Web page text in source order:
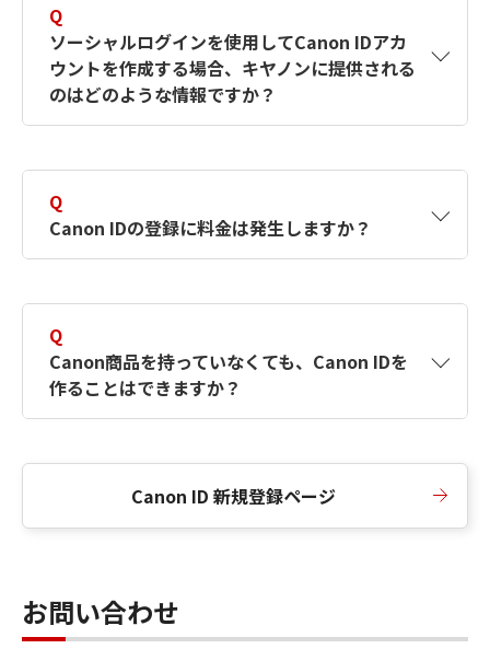
す。詳しい作成方法は【カメラ】Canon IDとは
何ですか？Canon IDの作成方法は？をご確認く
ださい。
Q
ソーシャルログインを使用してCanon IDアカ
ウントを作成する場合、キヤノンに提供される
のはどのような情報ですか？
択したサービスから取得します。アカウントを
簡単に作成できるように、この情報を使用して
Canon IDの登録フォームを入力します。
Q
Canon IDの登録に料金は発生しますか？
Q
Canon商品を持っていなくても、Canon IDを
作ることはできますか？
Canon ID 新規登録ページ
お問い合わせ